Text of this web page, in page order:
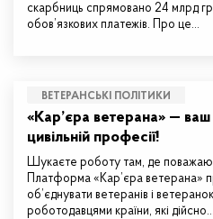
скарбниць спрямовано 24 млрд
обов’язкових платежів. Про це…
ВЕТЕРАНСЬКІ ПОЛІТИКИ
«Кар’єра ветерана» — ваш
цивільній професії!
Шукаєте роботу там, де
Платформа «Кар’єра ветерана»
об’єднувати ветеранів і
роботодавцями країни, які дійсно…